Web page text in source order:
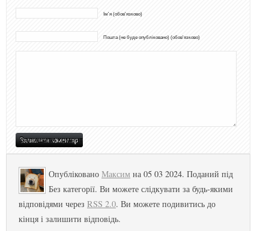
Ім'я (обов'язково)
Пошта (не буде опубліковано) (обов'язково)
Опубліковано Максим на 05 03 2024. Поданий під
Без категорії. Ви можете слідкувати за будь-якими
відповідями через RSS 2.0. Ви можете подивитись до
кінця і залишити відповідь.